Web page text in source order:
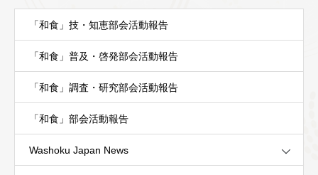
「和食」技・知恵部会活動報告
「和食」普及・啓発部会活動報告
「和食」調査・研究部会活動報告
「和食」部会活動報告
Washoku Japan News